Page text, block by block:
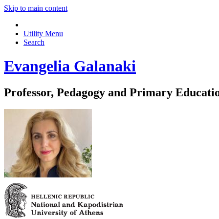
Skip to main content
Utility Menu
Search
Evangelia Galanaki
Professor, Pedagogy and Primary